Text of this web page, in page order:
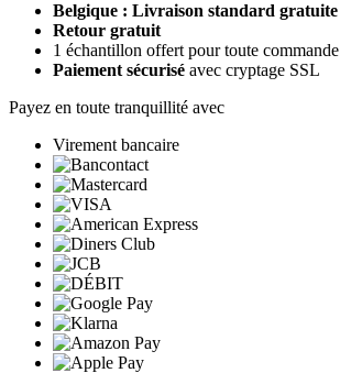
Belgique : Livraison standard gratuite
Retour gratuit
1 échantillon offert pour toute commande
Paiement sécurisé avec cryptage SSL
Payez en toute tranquillité avec
Virement bancaire